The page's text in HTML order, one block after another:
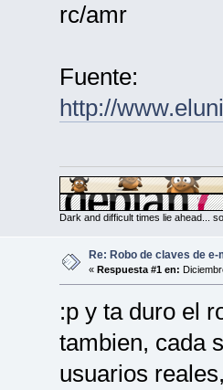
rc/amr
Fuente:
http://
Dark and difficult times lie ahead...
Re: Robo de claves de
« Respuesta #1 en:
:p y ta duro el
tambien, cada
usuarios